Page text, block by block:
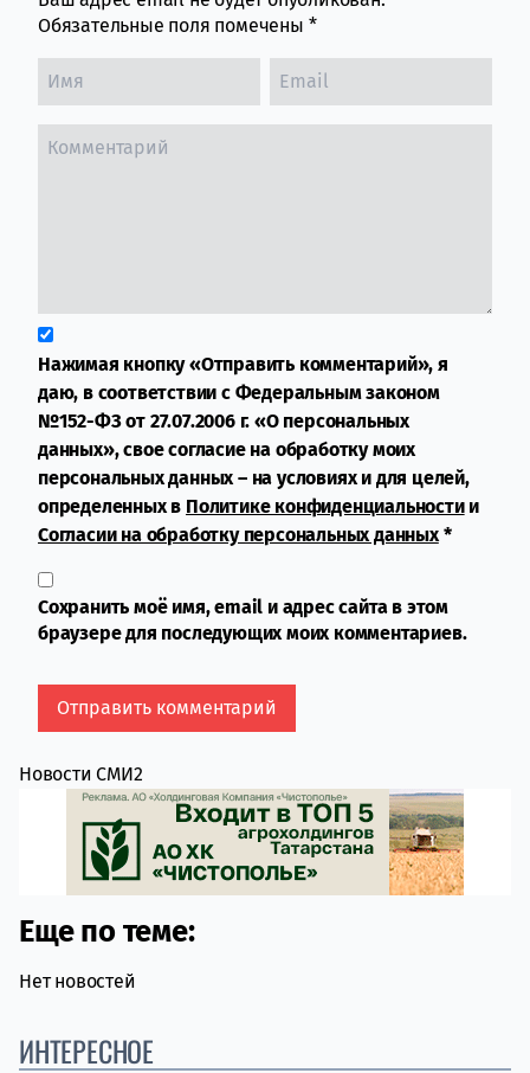
Обязательные поля помечены *
Нажимая кнопку «Отправить комментарий», я
даю, в соответствии с Федеральным законом
№152-ФЗ от 27.07.2006 г. «О персональных
данных», свое согласие на обработку моих
персональных данных – на условиях и для целей,
определенных в Политике конфиденциальностии
Согласии на обработку персональных данных*
Сохранить моё имя, email и адрес сайта в этом
браузере для последующих моих комментариев.
Новости СМИ2
Еще по теме:
Нет новостей
ИНТЕРЕСНОЕ